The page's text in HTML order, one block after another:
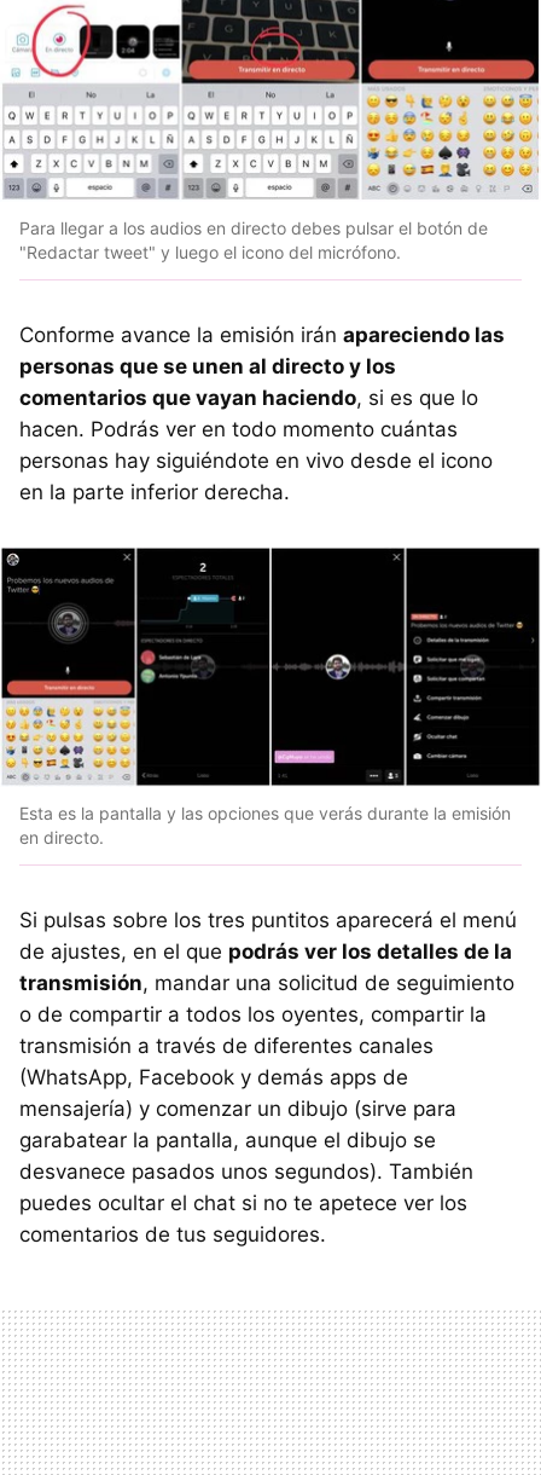
Para llegar a los audios en directo debes pulsar el botón de
"Redactar tweet" y luego el icono del micrófono.
Conforme avance la emisión irán apareciendo las
personas que se unen al directo y los
comentarios que vayan haciendo, si es que lo
hacen. Podrás ver en todo momento cuántas
personas hay siguiéndote en vivo desde el icono
en la parte inferior derecha.
Esta es la pantalla y las opciones que verás durante la emisión
en directo.
Si pulsas sobre los tres puntitos aparecerá el menú
de ajustes, en el que podrás ver los detalles de la
transmisión, mandar una solicitud de seguimiento
o de compartir a todos los oyentes, compartir la
transmisión a través de diferentes canales
(WhatsApp, Facebook y demás apps de
mensajería) y comenzar un dibujo (sirve para
garabatear la pantalla, aunque el dibujo se
desvanece pasados unos segundos). También
puedes ocultar el chat si no te apetece ver los
comentarios de tus seguidores.